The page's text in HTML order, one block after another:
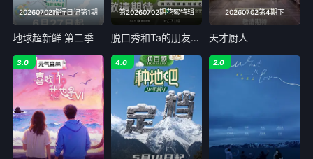
20260702旅行日记第1期
地球超新鲜 第二季
第20260702期花絮特辑
脱口秀和Ta的朋友们 第三季
20260702第4期下
天才厨人
3.0 4.0 2.0